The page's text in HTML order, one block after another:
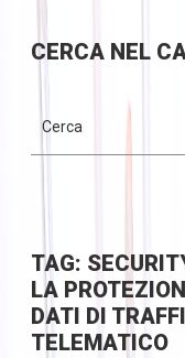
CERCANEL
TAG:
LA
DATI DI
TELEMATICO